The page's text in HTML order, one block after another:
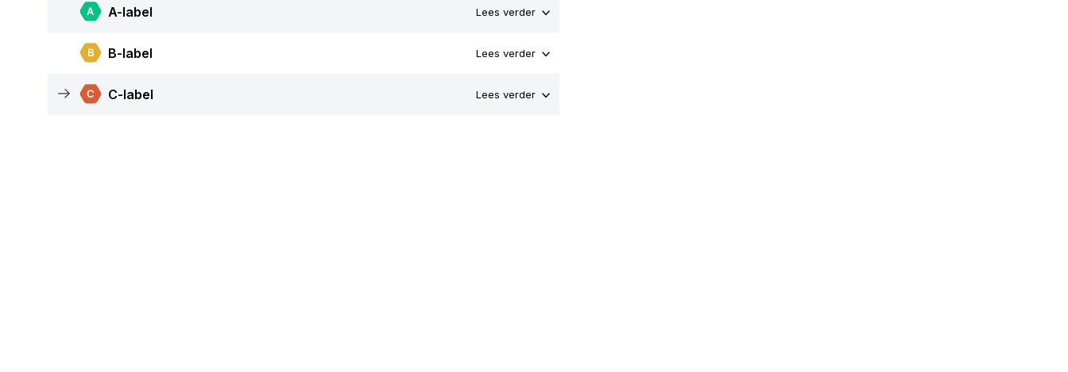
A-label Lees verder
B-label Lees verder
C-label Lees verder